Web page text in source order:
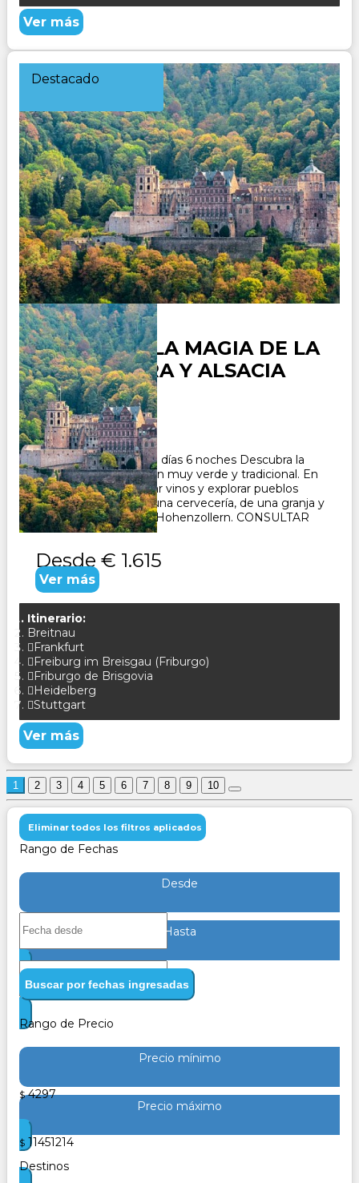
Ver más
Destacado
ALEMANIA, LA MAGIA DE LA
SELVA NEGRA Y ALSACIA
Duración:
7Días6Noches
Paquete Turístico de 7 días 6 noches Descubra la
Selva Negra, una región muy verde y tradicional. En
Alsacia podrás degustar vinos y explorar pueblos
pintorescos. Visita de una cervecería, de una granja y
del famoso castillo de Hohenzollern. CONSULTAR
Desde € 1.615
Ver más
Itinerario:
Breitnau
Frankfurt
Freiburg im Breisgau (Friburgo)
Friburgo de Brisgovia
Heidelberg
Stuttgart
Ver más
1 2 3 4 5 6 7 8 9 10
Eliminar todos los filtros aplicados
Rango de Fechas
Desde
Hasta
Buscar por fechas ingresadas
Rango de Precio
Precio mínimo
$ 4297
Precio máximo
$ 11451214
Destinos